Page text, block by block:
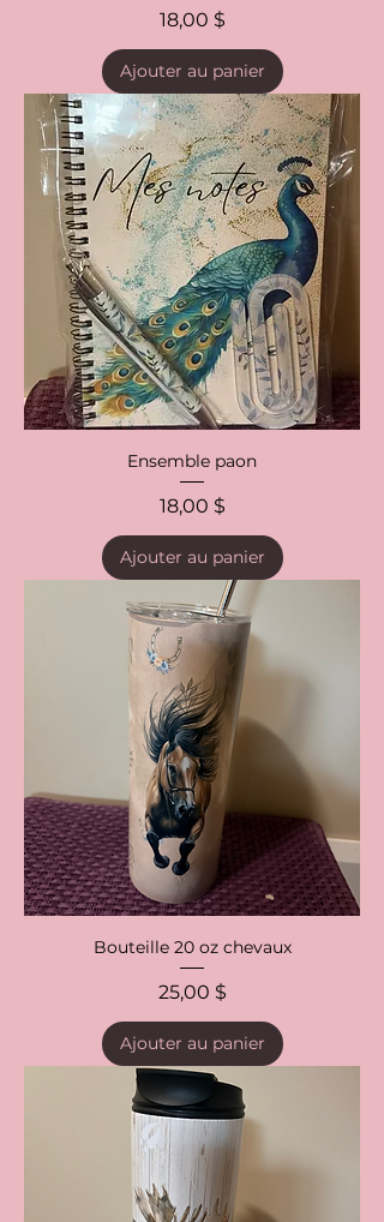
Prix
18,00 $
Ajouter au panier
Ensemble paon
Prix
18,00 $
Ajouter au panier
Bouteille 20 oz chevaux
Prix
25,00 $
Ajouter au panier